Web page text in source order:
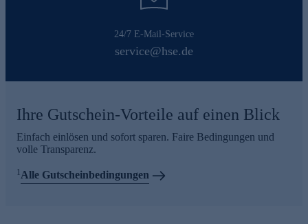
24/7 E-Mail-Service
service@hse.de
Ihre Gutschein-Vorteile auf einen Blick
Einfach einlösen und sofort sparen. Faire Bedingungen und
volle Transparenz.
1Alle Gutscheinbedingungen